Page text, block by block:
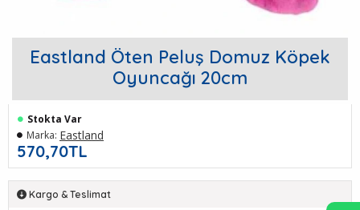
Eastland Öten Peluş Domuz Köpek
Oyuncağı 20cm
570,70TL
Stokta Var
Marka: Eastland
Kargo & Teslimat